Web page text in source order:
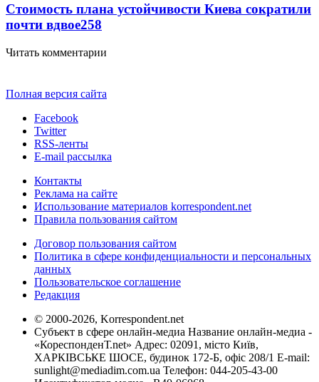
Стоимость плана устойчивости Киева сократили
почти вдвое258
Читать комментарии
Полная версия сайта
Facebook
Twitter
RSS-ленты
E-mail рассылка
Контакты
Реклама на сайте
Использование материалов korrespondent.net
Правила пользования сайтом
Договор пользования сайтом
Политика в сфере конфиденциальности и персональных
данных
Пользовательское соглашение
Редакция
© 2000-2026, Korrespondent.net
Субъект в сфере онлайн-медиа Название онлайн-медиа -
«КореспонденТ.net» Адрес: 02091, місто Київ,
ХАРКІВСЬКЕ ШОСЕ, будинок 172-Б, офіс 208/1 E-mail:
sunlight@mediadim.com.ua Телефон: 044-205-43-00